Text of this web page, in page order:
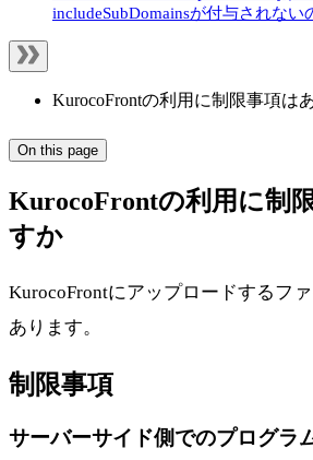
includeSubDomainsが付与されない
KurocoFrontの利用に制限事項は
On this page
KurocoFrontの利用に制
すか
KurocoFrontにアップロードするフ
あります。
制限事項
サーバーサイド側でのプログラ